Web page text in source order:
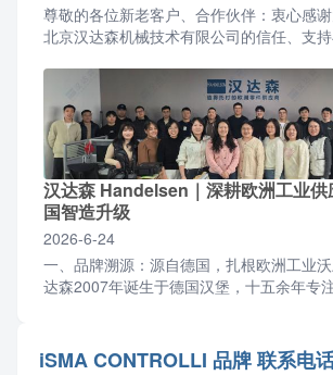
尊敬的各位新老客户、合作伙伴：衷心感
北京汉达森机械技术有限公司的信任、支
境、升...
汉达森 Handelsen｜深耕欧洲工业供
国智造升级
2026-6-24
一、品牌溯源：源自德国，扎根欧洲工业
达森2007年诞生于德国汉堡，十五余年专
iSMA CONTROLLI 品牌 联系电